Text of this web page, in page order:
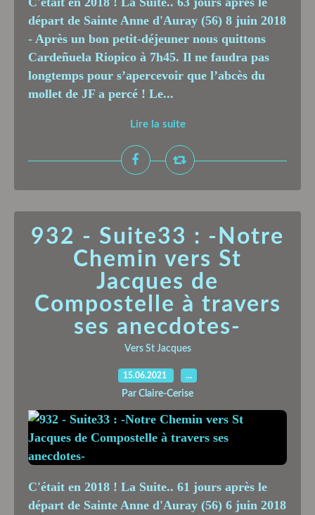
départ de Sainte Anne d'Auray (56) 8 juin 2018
- Après un bon petit-déjeuner nous quittons
Cardeñuela Riopico à 7h45. Il ne faudra pas
longtemps pour s’apercevoir que l’abcès du
mollet de JF a percé ! Le...
Lire la suite
932 - Suite33 : -Notre
Chemin vers St
Jacques de
Compostelle à travers
ses anecdotes-
Vers St Jacques
15.06.2021 …
Par Claire-Cerise
C'était en 2018 ! La Suite.. 61 jours après le
départ de Sainte Anne d'Auray (56) 6 juin 2018